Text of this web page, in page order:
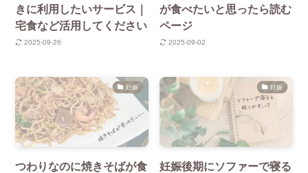
きに利用したいサービス｜
宅食など活用してください
2025-09-26
が食べたいと思ったら読む
ページ
2025-09-02
妊娠
つわりなのに焼きそばが食
妊娠
妊娠後期にソファーで寝る